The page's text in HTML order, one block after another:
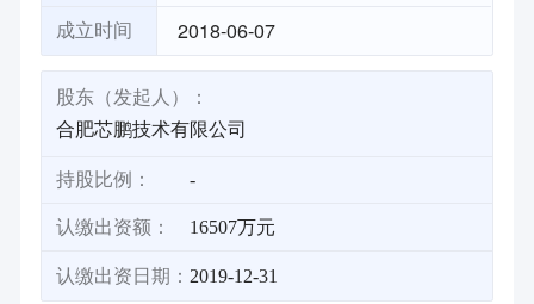
成立时间 2018-06-07
股东（发起人）：
合肥芯鹏技术有限公司
持股比例： -
认缴出资额： 16507万元
认缴出资日期： 2019-12-31